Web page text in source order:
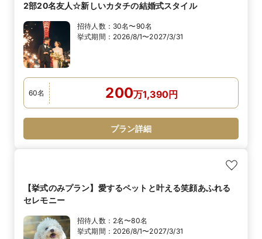
2部20名友人☆新しいカタチの結婚式スタイル
招待人数： 30名〜90名
挙式期間： 2026/8/1〜2027/3/31
60名 200万1,390円
プラン詳細
【挙式のみプラン】愛するペットと叶える笑顔あふれる
セレモニー
招待人数： 2名〜80名
挙式期間： 2026/8/1〜2027/3/31